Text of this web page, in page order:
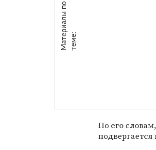
М
а
т е
р
и
а
л
ы
п
о
т
е
м
е :
По его